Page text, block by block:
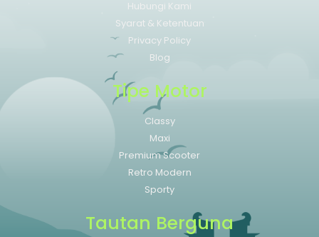
Hubungi Kami
Syarat & Ketentuan
Privacy Policy
Blog
Tipe Motor
Classy
Maxi
Premium Scooter
Retro Modern
Sporty
Tautan Berguna